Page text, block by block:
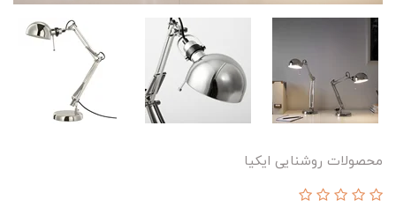
محصولات روشنایی ایکیا